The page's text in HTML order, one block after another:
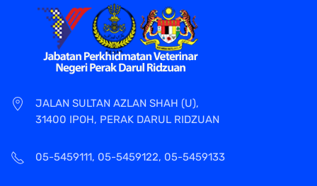
JALAN SULTAN AZLAN SHAH (U),
31400 IPOH, PERAK DARUL RIDZUAN
05-5459111, 05-5459122, 05-5459133